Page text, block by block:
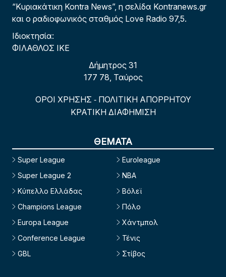
“Κυριακάτικη Kontra News”, η σελίδα Kontranews.gr
και ο ραδιοφωνικός σταθμός Love Radio 97,5.
Ιδιοκτησία:
ΦΙΛΑΘΛΟΣ ΙΚΕ
Δήμητρος 31
177 78, Ταύρος
ΟΡΟΙ ΧΡΗΣΗΣ - ΠΟΛΙΤΙΚΗ ΑΠΟΡΡΗΤΟΥ
ΚΡΑΤΙΚΗ ΔΙΑΦΗΜΙΣΗ
ΘΕΜΑΤΑ
Super League
Super League 2
Κύπελλο Ελλάδας
Champions League
Europa League
Conference League
GBL
Euroleague
NBA
Βόλεϊ
Πόλο
Χάντμπολ
Τένις
Στίβος